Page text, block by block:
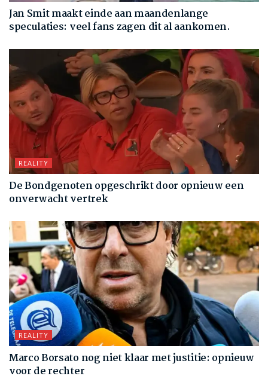
Jan Smit maakt einde aan maandenlange
speculaties: veel fans zagen dit al aankomen.
REALITY
De Bondgenoten opgeschrikt door opnieuw een
onverwacht vertrek
REALITY
Marco Borsato nog niet klaar met justitie: opnieuw
voor de rechter